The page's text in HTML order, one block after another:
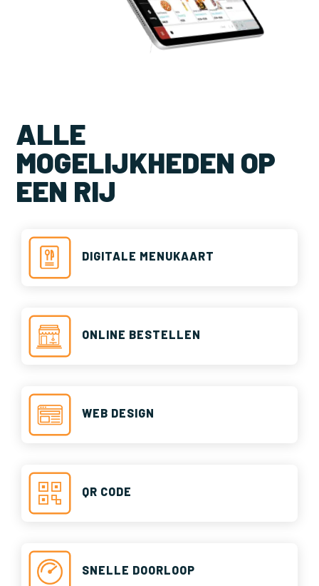
ALLE
MOGELIJKHEDEN OP
EEN RIJ
DIGITALE MENUKAART
ONLINE BESTELLEN
WEB DESIGN
QR CODE
SNELLE DOORLOOP